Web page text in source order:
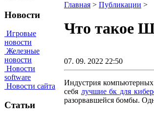
Новости
Игровые
новости
Железные
новости
Новости
software
Новости сайта
Статьи
Главная > Публикации >
Что такое
07. 09. 2022 22:50
Индустрия
себя лучшие бк для
разорвавшейся бомбы.